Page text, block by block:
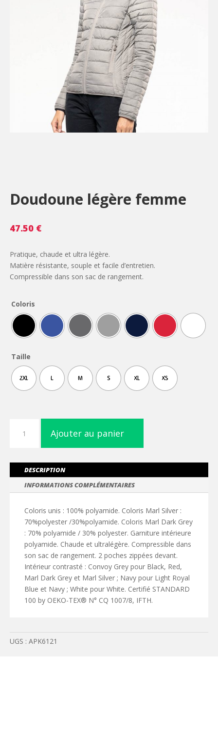
Doudoune légère femme
47.50 €
Pratique, chaude et ultra légère.
Matière résistante, souple et facile d’entretien.
Compressible dans son sac de rangement.
Coloris
Taille
2XL L M S XL XS
Doudoune
femme
Ajouter au panier
DESCRIPTION
INFORMATIONS COMPLÉMENTAIRES
Coloris unis : 100% polyamide. Coloris Marl Silver :
70%polyester /30%polyamide. Coloris Marl Dark Grey
: 70% polyamide / 30% polyester. Garniture intérieure
polyamide. Chaude et ultralégère. Compressible dans
son sac de rangement. 2 poches zippées devant.
Intérieur contrasté : Convoy Grey pour Black, Red,
Marl Dark Grey et Marl Silver ; Navy pour Light Royal
Blue et Navy ; White pour White. Certifié STANDARD
100 by OEKO-TEX® N° CQ 1007/8, IFTH.
UGS : APK6121